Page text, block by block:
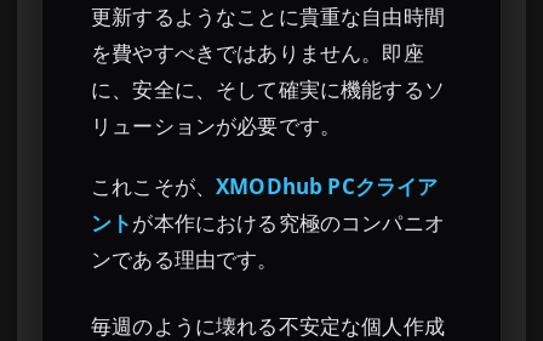
更新するようなことに貴重な自由時間
を費やすべきではありません。即座
に、安全に、そして確実に機能するソ
リューションが必要です。
これこそが、XMODhub PCクライア
ントが本作における究極のコンパニオ
ンである理由です。
毎週のように壊れる不安定な個人作成